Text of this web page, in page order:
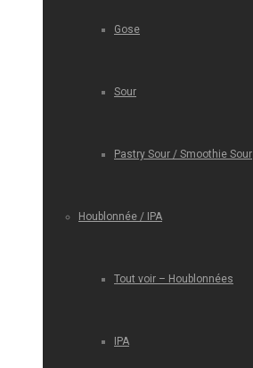
Gose
Sour
Pastry Sour / Smoothie Sour
Houblonnée / IPA
Tout voir – Houblonnées
IPA